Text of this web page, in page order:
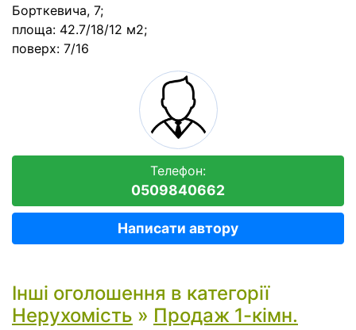
Борткевича, 7;
площа: 42.7/18/12 м2;
поверх: 7/16
Телефон:
0509840662
Написати автору
Інші оголошення в категорії
Нерухомість » Продаж 1-кімн.